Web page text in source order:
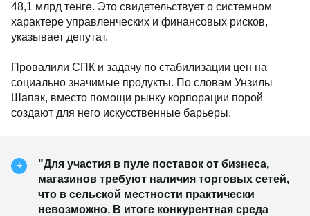
48,1 млрд тенге. Это свидетельствует о системном
характере управленческих и финансовых рисков,
указывает депутат.
Провалили СПК и задачу по стабилизации цен на
социально значимые продукты. По словам Унзилы
Шапак, вместо помощи рынку корпорации порой
создают для него искусственные барьеры.
"Для участия в пуле поставок от бизнеса,
магазинов требуют наличия торговых сетей,
что в сельской местности практически
невозможно. В итоге конкурентная среда